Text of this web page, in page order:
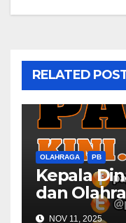
RELATED
OLAHRAGA PB
Kepala
dan
NOV 11, 2025